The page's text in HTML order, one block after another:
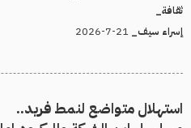
ثقافة_
إسراء سيف_
استهلال متواضع لنمط فريد..